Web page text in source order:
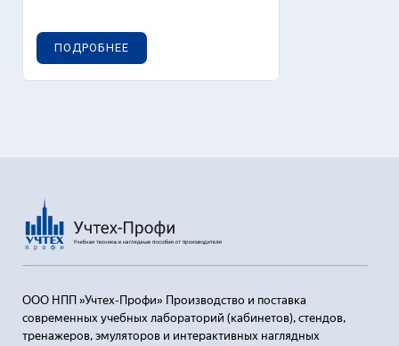
ПОДРОБНЕЕ
ООО НПП »Учтех-Профи» Производство и поставка
современных учебных лабораторий (кабинетов), стендов,
тренажеров, эмуляторов и интерактивных наглядных